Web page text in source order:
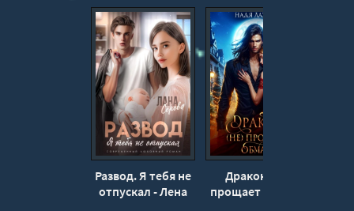
Развод. Я тебя не
отпускал - Лена
Дракон (не)
прощает обман -